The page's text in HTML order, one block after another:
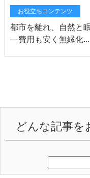
お役立ちコンテンツ
都市を離れ、自然と
―費用も安く無縁化...
どんな記事